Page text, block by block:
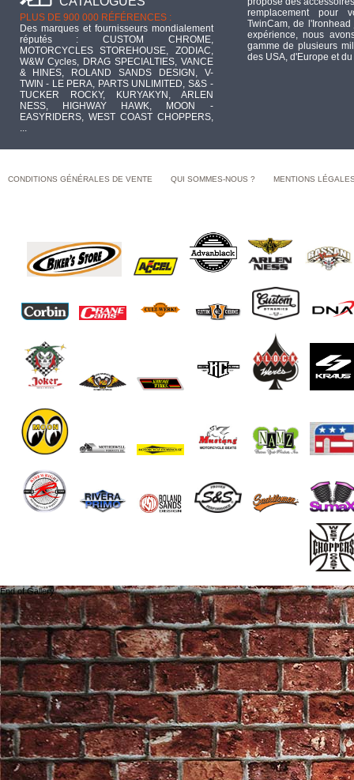
PLUS DE 900 000 RÉFÉRENCES :
Des marques et fournisseurs mondialement
réputés : CUSTOM CHROME,
MOTORCYCLES STOREHOUSE, ZODIAC,
W&W Cycles, DRAG SPECIALTIES, VANCE
& HINES, ROLAND SANDS DESIGN, V-
TWIN - LE PERA, PARTS UNLIMITED, S&S -
TUCKER ROCKY, KURYAKYN, ARLEN
NESS, HIGHWAY HAWK, MOON -
EASYRIDERS, WEST COAST CHOPPERS,
...
remplacement pour
TwinCam, de
expérience, nous
gamme de plusieurs
des USA, d'Europe et
CONDITIONS GÉNÉRALES DE VENTE QUI SOMMES-NOUS ? MENTIONS
End of Gallery